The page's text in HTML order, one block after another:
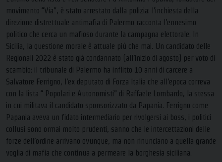
movimento “Via”, è stato arrestato dalla polizia: l’inchiesta della
direzione distrettuale antimafia di Palermo racconta l’ennesimo
politico che cerca un mafioso durante la campagna elettorale. In
Sicilia, la questione morale è attuale più che mai. Un candidato delle
Regionali 2022 è stato già condannato (all’inizio di agosto) per voto di
scambio: il tribunale di Palermo ha inflitto 10 anni di carcere a
Salvatore Ferrigno, l’ex deputato di Forza Italia che all’epoca correva
con la lista “ Popolari e Autonomisti” di Raffaele Lombardo, la stessa
in cui militava il candidato sponsorizzato da Papania. Ferrigno come
Papania aveva un fidato intermediario per rivolgersi ai boss, i politici
collusi sono ormai molto prudenti, sanno che le intercettazioni delle
forze dell’ordine arrivano ovunque, ma non rinunciano a quella grande
voglia di mafia che continua a permeare la borghesia siciliana.